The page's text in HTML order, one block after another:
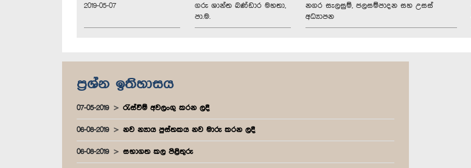
2019-05-07
ගරු ශාන්ත බණ්ඩාර මහතා,
පා.ම.
නගර සැලසුම්, ජලසම්පාදන සහ උසස්
අධ්‍යාපන
ප්‍රශ්න ඉතිහාසය
07-05-2019 රැස්වීම් අවලංගු කරන ලදී
06-08-2019 නව න්‍යාය පුස්තකය නව මාරු කරන ලදී
06-08-2019 සභාගත කල පිළිතුරු